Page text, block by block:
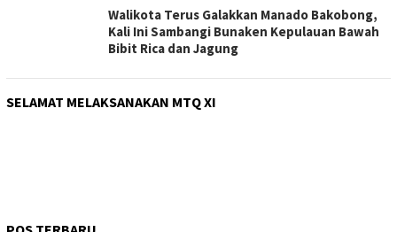
Walikota Terus Galakkan Manado Bakobong,
Kali Ini Sambangi Bunaken Kepulauan Bawah
Bibit Rica dan Jagung
SELAMAT MELAKSANAKAN MTQ XI